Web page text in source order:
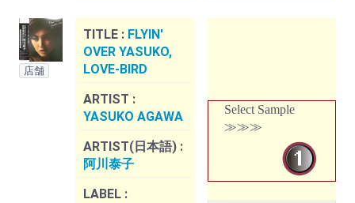
店舗
TITLE : FLYIN'
OVER YASUKO,
LOVE-BIRD
ARTIST :
YASUKO AGAWA
ARTIST(日本語) :
阿川泰子
LABEL :
Select Sample
≫≫≫